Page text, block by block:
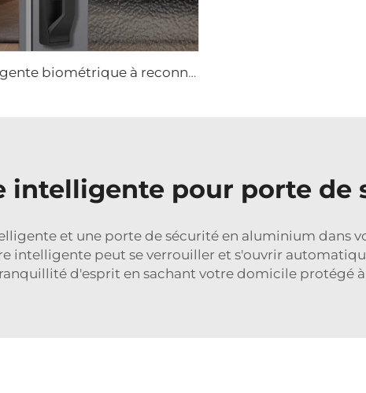
serrure intelligente biométrique à reconnaissance faciale 3D Tenon K91
intelligente pour porte de
et une porte de sécurité en aluminium dans
intelligente peut se verrouiller et s'ouvrir
d'esprit en sachant votre domicile protégé